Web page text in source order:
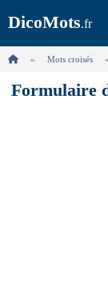
DicoMots.fr
Mots croisés
Formulaire